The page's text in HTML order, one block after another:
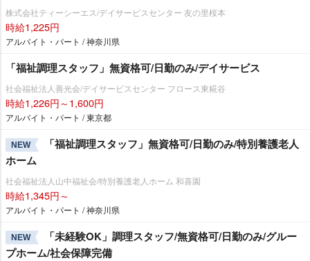
株式会社ティーシーエス/デイサービスセンター 友の里桜本
時給1,225円
アルバイト・パート / 神奈川県
「福祉調理スタッフ」無資格可/日勤のみ/デイサービス
社会福祉法人善光会/デイサービスセンター フロース東糀谷
時給1,226円～1,600円
アルバイト・パート / 東京都
NEW
「福祉調理スタッフ」無資格可/日勤のみ/特別養護老人
ホーム
社会福祉法人山中福祉会/特別養護老人ホーム 和喜園
時給1,345円～
アルバイト・パート / 神奈川県
NEW
「未経験OK」調理スタッフ/無資格可/日勤のみ/グルー
プホーム/社会保障完備